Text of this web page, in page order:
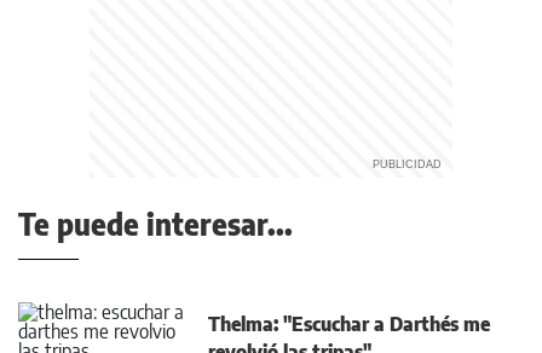
Te puede interesar...
Thelma: "Escuchar a Darthés me